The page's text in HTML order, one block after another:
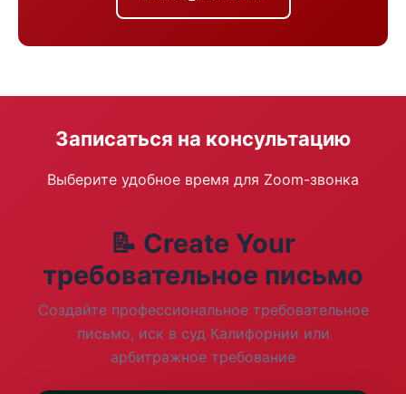
Записаться на консультацию
Выберите удобное время для Zoom-звонка
📝 Create Your
требовательное письмо
Создайте профессиональное требовательное
письмо, иск в суд Калифорнии или
арбитражное требование